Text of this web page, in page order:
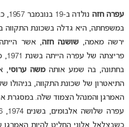
עפרה חזה
במשפחתה, היא גדלה בשכונת התקווה
ירשה מאמה,שושנה חזה, אשר הייתה
בחתונה, בה שמע אותהמשה ערוסי,
התיאטרון של שכונת התקווה, בניהולו
האמרגן והמנהל הצמוד שלה. במסגרת